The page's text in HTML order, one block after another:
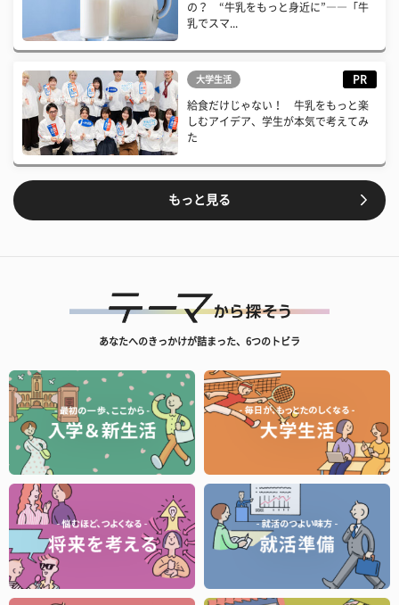
の？ “牛乳をもっと身近に”――「牛
乳でスマ...
大学生活 PR
給食だけじゃない！ 牛乳をもっと楽
しむアイデア、学生が本気で考えてみ
た
もっと見る
あなたへのきっかけが詰まった、6つのトビラ